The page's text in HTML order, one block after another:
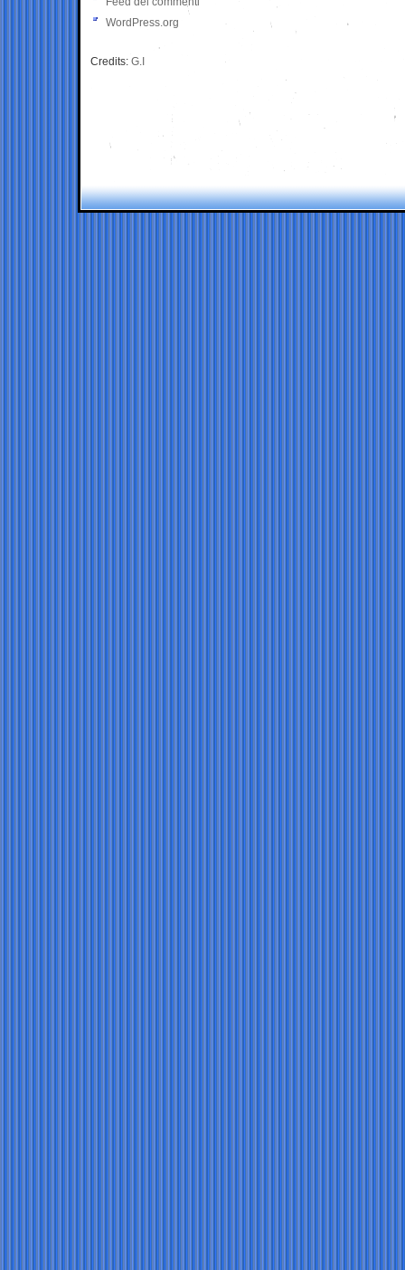
WordPress.org
Credits: G.I